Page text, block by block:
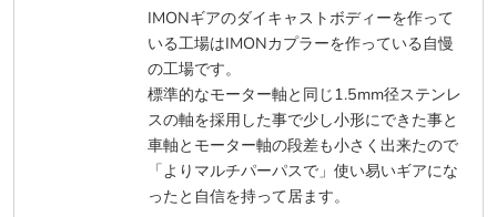
IMONギアのダイキャストボディーを作って
いる工場はIMONカプラーを作っている自慢
の工場です。
標準的なモーター軸と同じ1.5mm径ステンレ
スの軸を採用した事で少し小形にできた事と
車軸とモーター軸の段差も小さく出来たので
「よりマルチパーパスで」使い易いギアにな
ったと自信を持って居ます。